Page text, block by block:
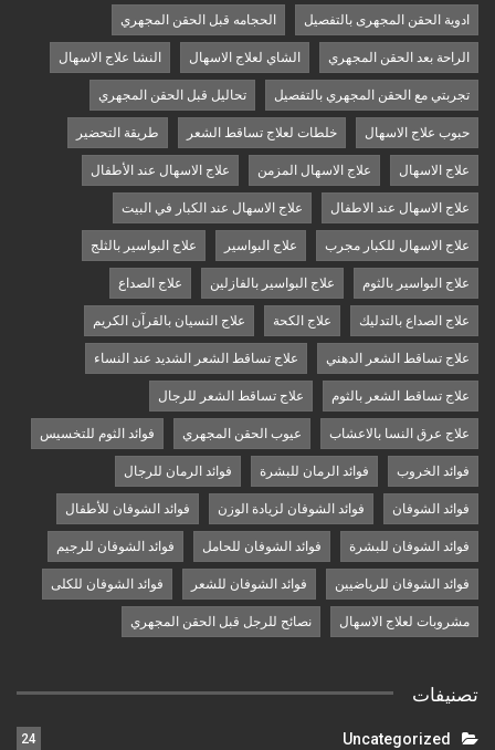
ادوية الحقن المجهرى بالتفصيل الحجامه قبل الحقن المجهري
الراحة بعد الحقن المجهري الشاي لعلاج الاسهال النشا علاج الاسهال
تجربتي مع الحقن المجهري بالتفصيل تحاليل قبل الحقن المجهري
حبوب علاج الاسهال خلطات لعلاج تساقط الشعر طريقة التحضير
علاج الاسهال علاج الاسهال المزمن علاج الاسهال عند الأطفال
علاج الاسهال عند الاطفال علاج الاسهال عند الكبار في البيت
علاج الاسهال للكبار مجرب علاج البواسير علاج البواسير بالثلج
علاج البواسير بالثوم علاج البواسير بالفازلين علاج الصداع
علاج الصداع بالتدليك علاج الكحة علاج النسيان بالقرآن الكريم
علاج تساقط الشعر الدهني علاج تساقط الشعر الشديد عند النساء
علاج تساقط الشعر بالثوم علاج تساقط الشعر للرجال
علاج عرق النسا بالاعشاب عيوب الحقن المجهري فوائد الثوم للتخسيس
فوائد الخروب فوائد الرمان للبشرة فوائد الرمان للرجال
فوائد الشوفان فوائد الشوفان لزيادة الوزن فوائد الشوفان للأطفال
فوائد الشوفان للبشرة فوائد الشوفان للحامل فوائد الشوفان للرجيم
فوائد الشوفان للرياضيين فوائد الشوفان للشعر فوائد الشوفان للكلى
مشروبات لعلاج الاسهال نصائح للرجل قبل الحقن المجهري
تصنيفات
Uncategorized
24